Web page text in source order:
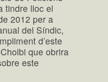
tindre lloc el
2012 per a
del Síndic,
d’este
que obrira
este